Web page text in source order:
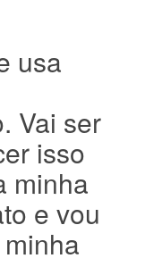
usa
Vai ser
isso
minha
e vou